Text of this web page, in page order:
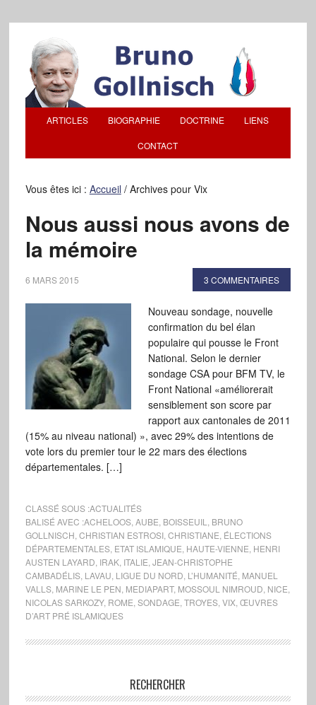
ARTICLES BIOGRAPHIE DOCTRINE LIENS
CONTACT
Vous êtes ici : Accueil /Archives pour Vix
Nous aussi nous avons de
la mémoire
6 MARS 2015 3 COMMENTAIRES
Nouveau sondage, nouvelle
confirmation du bel élan
populaire qui pousse le Front
National. Selon le dernier
sondage CSA pour BFM TV, le
Front National «améliorerait
sensiblement son score par
rapport aux cantonales de 2011
(15% au niveau national) », avec 29% des intentions de
vote lors du premier tour le 22 mars des élections
départementales. […]
CLASSÉ SOUS :ACTUALITÉS
BALISÉ AVEC :ACHELOOS, AUBE BOISSEUIL
BRUNO
GOLLNISCH CHRISTIAN ESTROSI, CHRISTIANE ÉLECTIONS
DÉPARTEMENTALES, ETAT ISLAMIQUE HAUTE-VIENNE HENRI
AUSTEN LAYARD IRAK, ITALIE JEAN-CHRISTOPHE
CAMBADÉLIS, LAVAU LIGUE DU NORD L’HUMANITÉ MANUEL
VALLS, MARINE LE PEN MEDIAPART, MOSSOUL NIMROUD NICE
NICOLAS SARKOZY, ROME SONDAGE TROYES, VIX, ŒUVRES
D’ART PRÉ ISLAMIQUES
RECHERCHER